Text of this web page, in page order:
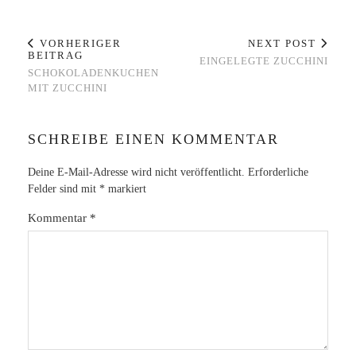
VORHERIGER
BEITRAG
SCHOKOLADENKUCHEN
MIT ZUCCHINI
NEXT POST
EINGELEGTE ZUCCHINI
SCHREIBE EINEN KOMMENTAR
Deine E-Mail-Adresse wird nicht veröffentlicht. Erforderliche
Felder sind mit * markiert
Kommentar *